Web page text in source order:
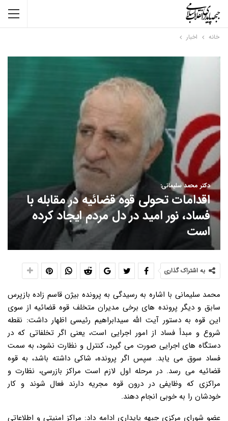
خانه اخبار
دکتر محمد سلیمانی:
اقدامات تحولی قوه قضائیه در مقابله با
فساد، نور امید در دل مردم ایجاد کرده
است
به اشتراک گذاری
محمد سلیمانی با اشاره به رسیدگی به پرونده بیژن قاسم زاده بازپرس
سابق و دیگر پرونده های برخی مدیران متخلف قوه قضائیه از سوی
این قوه به دستور آیت الله سیدابراهیم رئیسی اظهار داشت: نقطه
شروع و مبدأ فساد از امور اجرایی است، یعنی اگر تخلفاتی که در
دستگاه های اجرایی صورت می گیرد، کنترل و نظارت نشود، به سمت
فساد سوق می یابد. سپس اگر پرونده، شاکی داشته باشد، به قوه
قضائیه می رسد. در مرحله اول لازم است مراکز بازرسی، نظارت و
مراکزی که وظایفی در درون قوه مجریه دارند فعال شوند و کار
خودشان را به خوبی انجام دهند.
عضو شورای مرکزی جبهه پایداری ادامه داد: مراکز امنیتی و اطلاعاتی